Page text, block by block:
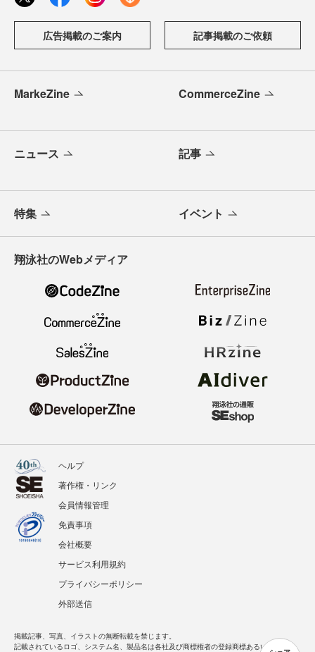
広告掲載のご案内 記事掲載のご依頼
MarkeZine CommerceZine
ニュース 記事
特集 イベント
翔泳社のWebメディア
ヘルプ
著作権・リンク
会員情報管理
免責事項
会社概要
サービス利用規約
プライバシーポリシー
外部送信
掲載記事、写真、イラストの無断転載を禁じます。
記載されているロゴ、システム名、製品名は各社及び商標権者の登録商標あるいは商標で